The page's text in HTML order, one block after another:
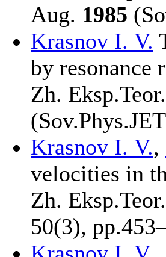
Aug. 1985
Krasnov I. V.
by resonance
Zh.
Krasnov I. V.,
velocities in
Zh.
50(3), pp.4